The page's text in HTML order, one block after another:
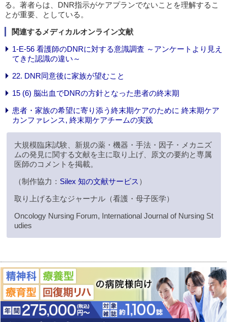
る。著者らは、DNR指示がケアプランでないことを理解するこ
とが重要、としている。
関連するメディカルオンライン文献
1-E-56 看護師のDNRに対する意識調査 ～アンケートより見え
てきた認識の違い～
22. DNR同意後に家族が望むこと
15 (6) 脳出血でDNRの方針となった患者の終末期
患者・家族の希望に寄り添う終末期ケアのために 終末期ケア
カンファレンス, 終末期ケアチームの実践
大規模臨床試験、新規の薬・機器・手法・因子・メカニズ
ムの発見に関する文献を主に取り上げ、原文の要約と専属
医師のコメントを掲載。
（制作協力： Silex 知の文献サービス ）
取り上げる主なジャーナル（看護・母子医学）
Oncology Nursing Forum, International Journal of Nursing St
udies